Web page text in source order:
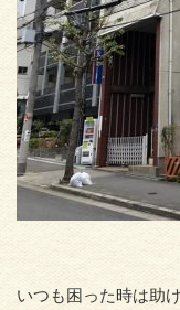
いつも困った時は助